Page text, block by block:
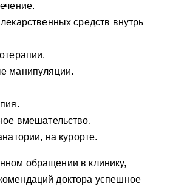
средств внутрь
манипуляции.
вмешательство.
на курорте.
обращении в клинику,
доктора успешное